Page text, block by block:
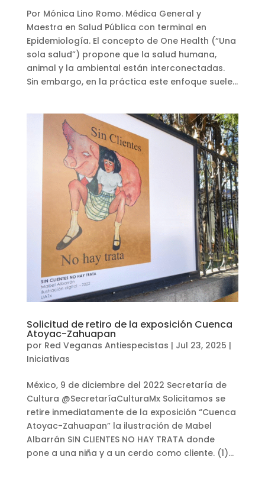
Por Mónica Lino Romo. Médica General y
Maestra en Salud Pública con terminal en
Epidemiología. El concepto de One Health (“Una
sola salud”) propone que la salud humana,
animal y la ambiental están interconectadas.
Sin embargo, en la práctica este enfoque suele...
Solicitud de retiro de la exposición Cuenca
Atoyac-Zahuapan
por Red Veganas Antiespecistas | Jul 23, 2025 |
Iniciativas
México, 9 de diciembre del 2022 Secretaría de
Cultura @SecretaríaCulturaMx Solicitamos se
retire inmediatamente de la exposición “Cuenca
Atoyac-Zahuapan” la ilustración de Mabel
Albarrán SIN CLIENTES NO HAY TRATA donde
pone a una niña y a un cerdo como cliente. (1)...